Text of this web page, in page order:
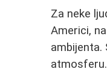
Za neke
Americi,
ambijenta.